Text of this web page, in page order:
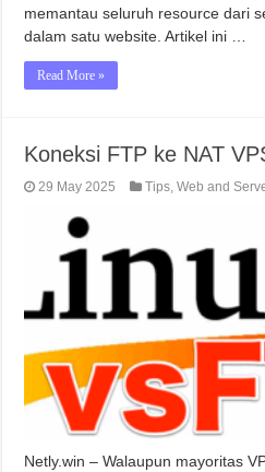
memantau seluruh resource dari
dalam satu website. Artikel ini …
Read More »
Koneksi FTP ke NAT
29 May 2025 Tips ,Web and
Netly.win – Walaupun mayoritas